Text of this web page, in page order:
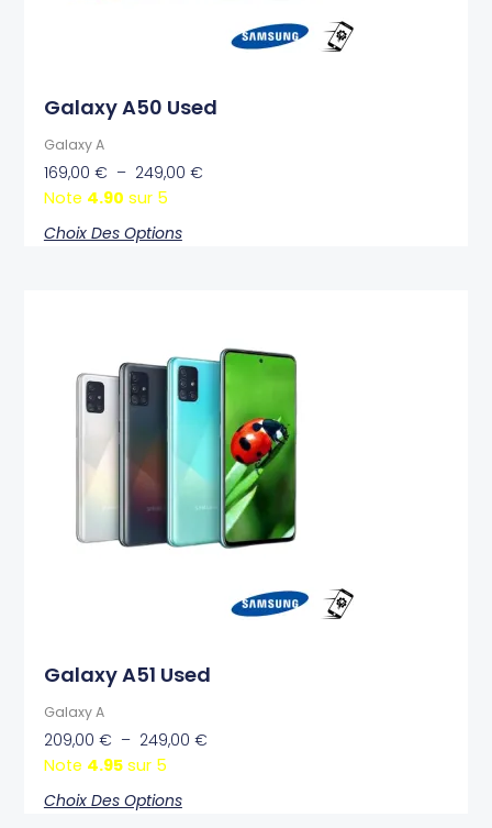
Galaxy A50 Used
Galaxy A
169,00 € – 249,00 €
Note 4.90 sur 5
Choix Des Options
Galaxy A51 Used
Galaxy A
209,00 € – 249,00 €
prix :
209,00 €
249,00 €
Note 4.95sur 5
Choix Des Options
a
plusieurs
variations.
Les
options
peuvent
choisies
sur